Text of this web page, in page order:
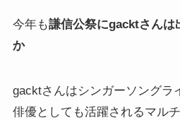
今年も謙信公祭にgacktさんは
か
gacktさんはシンガーソングラ
俳優としても活躍されるマル